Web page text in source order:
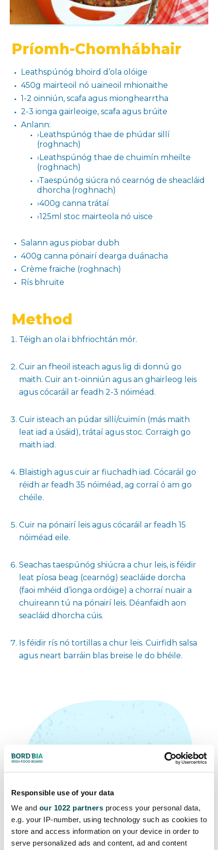
Responsible use of your data
We and our 1022 partners process your personal data,
e.g. your IP-number, using technology such as cookies to
store and access information on your device in order to
serve personalized ads and content, ad and content
Príomh-Chomhábhair
Leathspúnóg bhoird d’ola olóige
450g mairteoil nó uaineoil mhionaithe
1-2 oinniún, scafa agus mionghearrtha
2-3 ionga gairleoige, scafa agus brúite
Anlann:
›Leathspúnóg thae de phúdar sillí
(roghnach)
›Leathspúnóg thae de chuimín mheilte
(roghnach)
›Taespúnóg siúcra nó cearnóg de sheacláid
dhorcha (roghnach)
›400g canna trátaí
›125ml stoc mairteola nó uisce
Salann agus piobar dubh
400g canna pónairí dearga duánacha
Crème fraiche (roghnach)
Rís bhruite
Method
Téigh an ola i bhfriochtán mór.
Cuir an fheoil isteach agus lig di donnú go
maith. Cuir an t-oinniún agus an ghairleog leis
agus cócaráil ar feadh 2-3 nóiméad.
Cuir isteach an púdar sillí/cuimín (más maith
leat iad a úsáid), trátaí agus stoc. Corraigh go
maith iad.
Blaistigh agus cuir ar fiuchadh iad. Cócaráil go
réidh ar feadh 35 nóiméad, ag corraí ó am go
chéile.
Cuir na pónairí leis agus cócaráil ar feadh 15
nóiméad eile.
Seachas taespúnóg shiúcra a chur leis, is féidir
leat píosa beag (cearnóg) seacláide dorcha
(faoi mhéid d’ionga ordóige) a chorraí nuair a
chuireann tú na pónairí leis. Déanfaidh aon
seacláid dhorcha cúis.
Is féidir rís nó tortillas a chur leis. Cuirfidh salsa
agus neart barráin blas breise le do bhéile.
Leid Iontach
úsáidfeá an chilli con carne seo
mar bharr blasta le haghaidh
prátaí bácáilte, nó fillte i mburrito